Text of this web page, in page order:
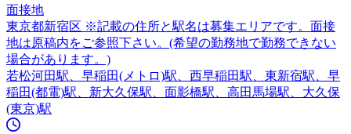
面接地
東京都新宿区 ※記載の住所と駅名は募集エリアです。面接
地は原稿内をご参照下さい。(希望の勤務地で勤務できない
場合があります。)
若松河田駅、早稲田(メトロ)駅、西早稲田駅、東新宿駅、早
稲田(都電)駅、新大久保駅、面影橋駅、高田馬場駅、大久保
(東京)駅